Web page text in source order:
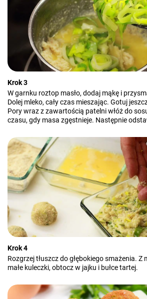
Krok 3
W garnku roztop masło, dodaj mąkę i
Dolej mleko, cały czas mieszając. Gotuj
Pory wraz z zawartością patelni włóż do
czasu, gdy masa zgęstnieje. Następnie
Krok 4
Rozgrzej tłuszcz do głębokiego smażenia.
małe kuleczki, obtocz w jajku i bułce tartej.